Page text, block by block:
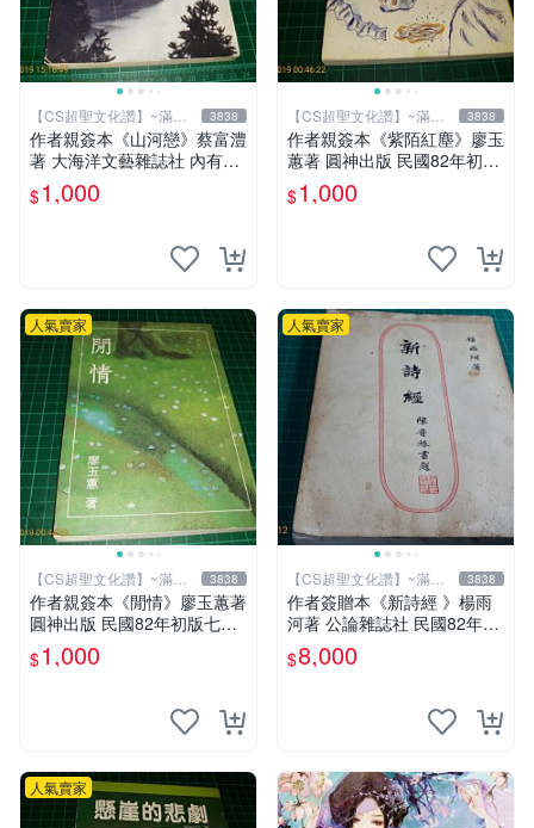
【CS超聖文化讚】~滿千
元送運
3838
作者親簽本《山河戀》蔡富澧
著 大海洋文藝雜誌社 內有註
記【CS超聖文化讚】
$1,000
【CS超聖文化讚】~滿千
元送運
3838
作者親簽本《紫陌紅塵》廖玉
蕙著 圓神出版 民國82年初版
六刷 【CS超聖文化讚】
$1,000
人氣賣家
【CS超聖文化讚】~滿千
元送運
3838
作者親簽本《閒情》廖玉蕙著
圓神出版 民國82年初版七刷
【CS超聖文化讚】
$1,000
人氣賣家
【CS超聖文化讚】~滿千
元送運
3838
作者簽贈本《新詩經 》楊雨
河著 公論雜誌社 民國82年初
版 書有泛黃 內有作者合照
【CS 超聖文化讚】
$8,000
人氣賣家